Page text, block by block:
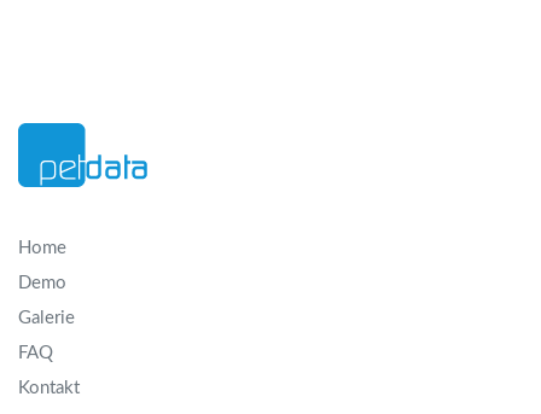
Home
Demo
Galerie
FAQ
Kontakt